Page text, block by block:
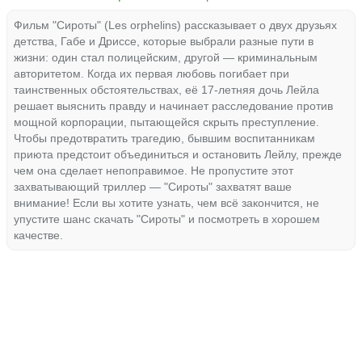
Фильм "Сироты" (Les orphelins) рассказывает о двух друзьях
детства, Габе и Дриссе, которые выбрали разные пути в
жизни: один стал полицейским, другой — криминальным
авторитетом. Когда их первая любовь погибает при
таинственных обстоятельствах, её 17-летняя дочь Лейла
решает выяснить правду и начинает расследование против
мощной корпорации, пытающейся скрыть преступление.
Чтобы предотвратить трагедию, бывшим воспитанникам
приюта предстоит объединиться и остановить Лейлу, прежде
чем она сделает непоправимое. Не пропустите этот
захватывающий триллер — "Сироты" захватят ваше
внимание! Если вы хотите узнать, чем всё закончится, не
упустите шанс скачать "Сироты" и посмотреть в хорошем
качестве.